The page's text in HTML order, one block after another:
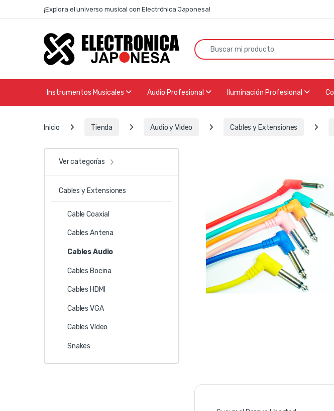
Skip to navigation
Skip to content¡Explora el universo musical con Electrónica Japonesa!
Search for:
Instrumentos Musicales Audio Profesional Iluminación Profesional
Inicio Tienda Audio y Video Cables y Extensiones
Ver categorías
Cables y Extensiones
Cable Coaxial
Cables Antena
Cables Audio
Cables Bocina
Cables HDMI
Cables VGA
Cables Vídeo
Snakes